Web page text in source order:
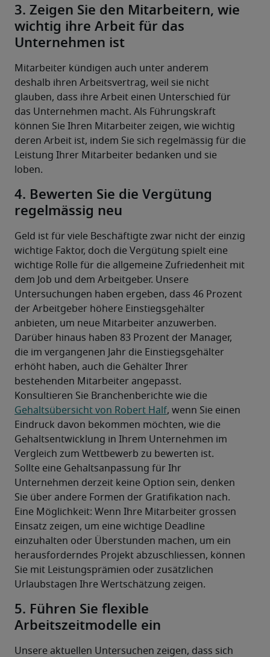
3. Zeigen Sie den Mitarbeitern, wie
wichtig ihre Arbeit für das
Unternehmen ist
Mitarbeiter kündigen auch unter anderem
deshalb ihren Arbeitsvertrag, weil sie nicht
glauben, dass ihre Arbeit einen Unterschied für
das Unternehmen macht. Als Führungskraft
können Sie Ihren Mitarbeiter zeigen, wie wichtig
deren Arbeit ist, indem Sie sich regelmässig für die
Leistung Ihrer Mitarbeiter bedanken und sie
loben.
4. Bewerten Sie die Vergütung
regelmässig neu
Geld ist für viele Beschäftigte zwar nicht der einzig
wichtige Faktor, doch die Vergütung spielt eine
wichtige Rolle für die allgemeine Zufriedenheit mit
dem Job und dem Arbeitgeber. Unsere
Untersuchungen haben ergeben, dass 46 Prozent
der Arbeitgeber höhere Einstiegsgehälter
anbieten, um neue Mitarbeiter anzuwerben.
Darüber hinaus haben 83 Prozent der Manager,
die im vergangenen Jahr die Einstiegsgehälter
erhöht haben, auch die Gehälter Ihrer
bestehenden Mitarbeiter angepasst.
Gehaltsübersicht von Robert Half, wenn Sie einen
Eindruck davon bekommen möchten, wie die
Gehaltsentwicklung in Ihrem Unternehmen im
Vergleich zum Wettbewerb zu bewerten ist.
Sollte eine Gehaltsanpassung für Ihr
Unternehmen derzeit keine Option sein, denken
Sie über andere Formen der Gratifikation nach.
Eine Möglichkeit: Wenn Ihre Mitarbeiter grossen
Einsatz zeigen, um eine wichtige Deadline
einzuhalten oder Überstunden machen, um ein
herausforderndes Projekt abzuschliessen, können
Sie mit Leistungsprämien oder zusätzlichen
Urlaubstagen Ihre Wertschätzung zeigen.
5. Führen Sie flexible
Arbeitszeitmodelle ein
Unsere aktuellen Untersuchen zeigen, dass sich